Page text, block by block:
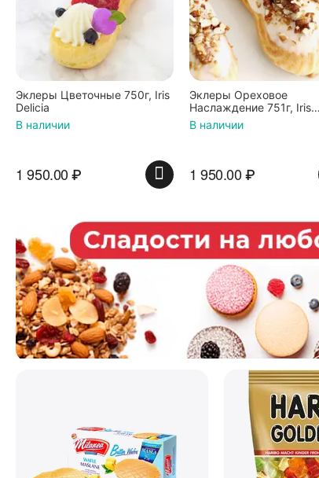
Эклеры Цветочные 750г, Iris
Delicia
В наличии
1 950.00₽
Эклеры Ореховое
Наслаждение 751г, Iris
Delicia
В наличии
1 950.00₽